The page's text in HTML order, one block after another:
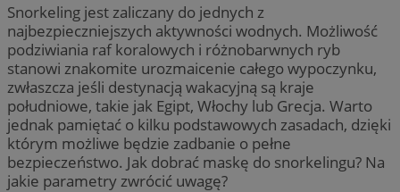
Snorkeling jest zaliczany do jednych z
najbezpieczniejszych aktywności wodnych. Możliwość
podziwiania raf koralowych i różnobarwnych ryb
stanowi znakomite urozmaicenie całego wypoczynku,
zwłaszcza jeśli destynacją wakacyjną są kraje
południowe, takie jak Egipt, Włochy lub Grecja. Warto
jednak pamiętać o kilku podstawowych zasadach, dzięki
którym możliwe będzie zadbanie o pełne
bezpieczeństwo. Jak dobrać maskę do snorkelingu? Na
jakie parametry zwrócić uwagę?